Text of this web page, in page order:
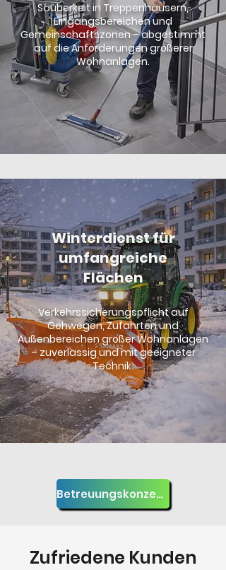
Sauberkeit in Treppenhäusern,
Eingangsbereichen und
Gemeinschaftszonen – abgestimmt
auf die Anforderungen größerer
Wohnanlagen.
Winterdienst für
umfangreiche
Flächen
Verkehrssicherungspflicht auf
Gehwegen, Zufahrten und
Außenbereichen großer Wohnanlagen
– zuverlässig und mit geeigneter
Technik.
Betreuungskonzept anfragen
Zufriedene Kunden